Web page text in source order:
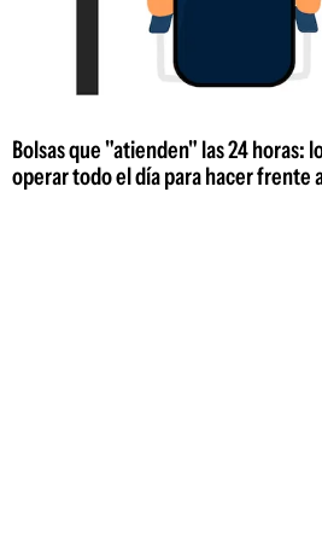
Bolsas que "atienden" las 24 horas:
operar todo el día para hacer frente